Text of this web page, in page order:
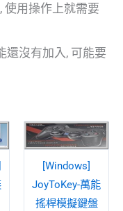
使用操作上就需要
還沒有加入, 可能要
[Windows]
JoyToKey-萬能
搖桿模擬鍵盤